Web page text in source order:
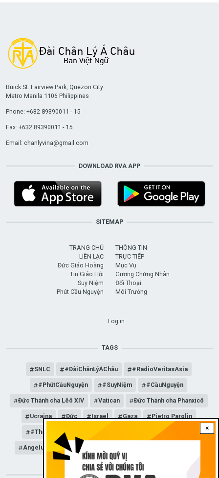
×
Buick St. Fairview Park, Quezon City
Metro Manila 1106 Philippines
Phone: +632 89390011 - 15
Fax: +632 89390011 - 15
Email: chanlyvina@gmail.com
DOWNLOAD RVA APP
SITEMAP
TRANG CHỦ
LIÊN LẠC
Đức Giáo Hoàng
Tin Giáo Hội
Suy Niệm
Phút Cầu Nguyện
THÔNG TIN
TRỰC TIẾP
Mục Vụ
Gương Chứng Nhân
Đối Thoại
Môi Trường
Log in
TAGS
SNLC #ĐàiChânLýÁChâu #RadioVeritasAsia
#PhútCầuNguyện #SuyNiệm #CầuNguyện
Đức Thánh cha Lêô XIV Vatican Đức Thánh cha Phanxicô
Ucraina Đức Israel Gaza Pietro Parolin
#ThánhLễ #Sunday #Mass
Angelus Đức Giáo hoàng Lêô XIV
STAY CONNECTED WITH US!